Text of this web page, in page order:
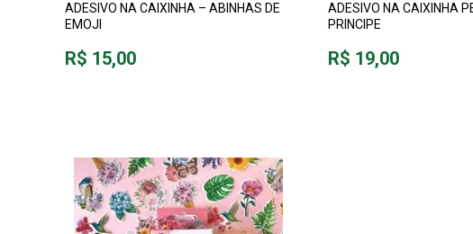
ADESIVO NA CAIXINHA – ABINHAS DE
EMOJI
R$ 15,00
ADESIVO NA CAIXINHA
PRINCIPE
R$ 19,00